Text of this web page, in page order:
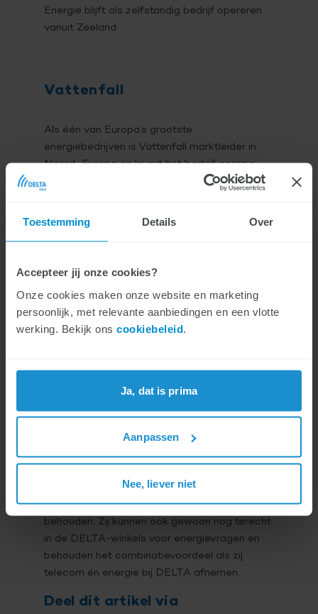
Toestemming Details Over
Accepteer jij onze cookies?
Onze cookies maken onze website en marketing
persoonlijk, met relevante aanbiedingen en een vlotte
werking. Bekijk ons cookiebeleid
Ja, dat is prima
Aanpassen
Nee, liever niet
Deel dit artikel via
Energie blijft als zelfstandig bedrijf opereren
vanuit Zeeland.
Vattenfall
Als één van Europa’s grootste
energiebedrijven is Vattenfall marktleider in
Noord-Europa en levert het bedrijf energie
aan consumenten en op de zakelijke markt.
Nuon/Vattenfall ook Feenstra en Powerpeers
zon en wind, en mag het eerste subsidievrije
actief in Zeeland met een windpark in
Zeeuws-Vlaanderen, en neemt de stroom af
van één van de grootste Nederlandse
Combivoordeel blijft voor
werkzaam in het kantoor in Middelburg. Voor
klanten blijven de huidige contracten
behouden. Zij kunnen ook gewoon nog terecht
in de DELTA-winkels voor energievragen en
behouden het combinatievoordeel als zij
telecom én energie bij DELTA afnemen.